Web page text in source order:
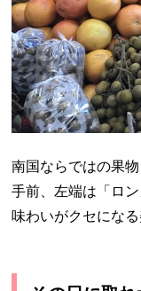
南国ならではの果物
手前、左端は「ロ
味わいがクセになる